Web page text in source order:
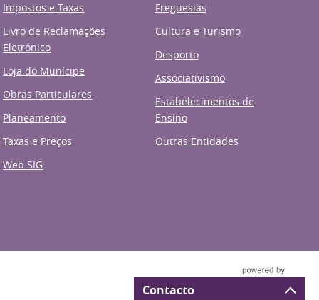
Impostos e Taxas
Livro de Reclamações
Eletrónico
Loja do Munícipe
Obras Particulares
Planeamento
Taxas e Preços
Web SIG
Freguesias
Cultura e Turismo
Desporto
Associativismo
Estabelecimentos de
Ensino
Outras Entidades
Contacto